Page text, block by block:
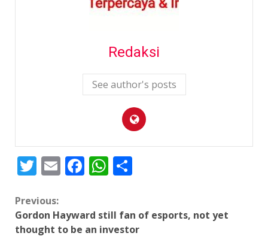
Redaksi
See author's posts
Twitter
EmailFacebook
WhatsApp
Continue
Reading
Previous:
Gordon Hayward still fan of esports, not yet
thought to be an investor